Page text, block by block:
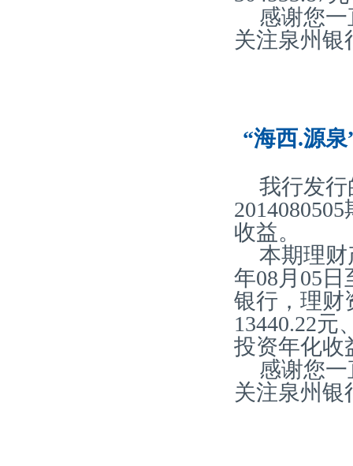
感谢您
关注泉州银
“海西.源
我行发行
收益。
本期理财
年08月05
银行，理财
13440.22元
投资年化收
感谢您
关注泉州银